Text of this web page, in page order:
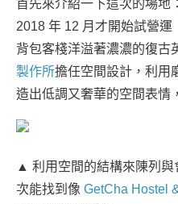
首先來介紹一下這次的場地：
2018 年 12 月才開始試營
背包客棧洋溢著濃濃的復古
製作所擔任空間設計，利用
造出低調又奢華的空間表情
▲ 利用空間的結構來陳列
次能找到像 GetCha Hostel